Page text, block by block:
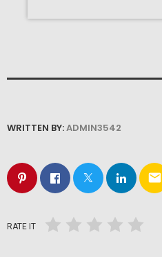
WRITTEN BY:ADMIN3542
email
RATE IT